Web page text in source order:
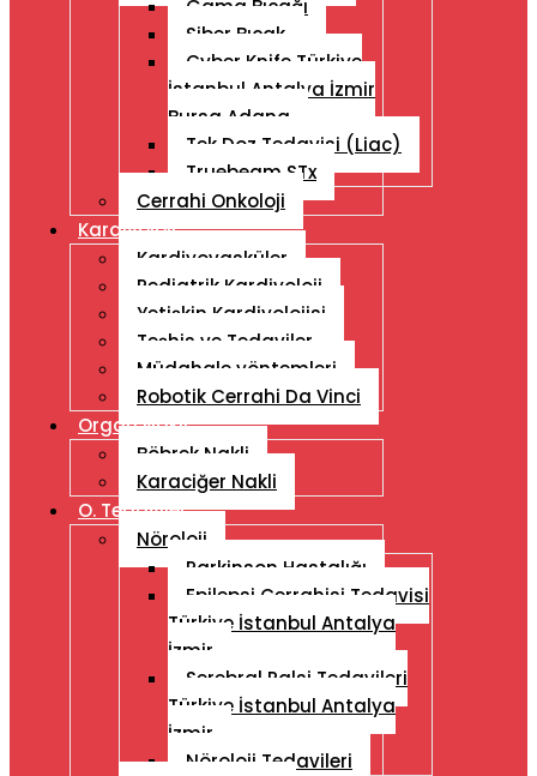
Gama Bıçağı
Siber Bıçak
Cyber ​​Knife Türkiye
İstanbul Antalya İzmir
Bursa Adana
Tek Doz Tedavisi (Liac)
Truebeam STx
Cerrahi Onkoloji
Kardiyoloji
Kardiyovasküler
Pediatrik Kardiyoloji
Yetişkin Kardiyolojisi
Teşhis ve Tedaviler
Müdahale yöntemleri
Robotik Cerrahi Da Vinci
Organ Nakli
Böbrek Nakli
Karaciğer Nakli
O. Tedaviler
Nöroloji
Parkinson Hastalığı
Epilepsi Cerrahisi Tedavisi
Türkiye İstanbul Antalya
İzmir
Serebral Palsi Tedavileri
Türkiye İstanbul Antalya
İzmir
Nöroloji Tedavileri